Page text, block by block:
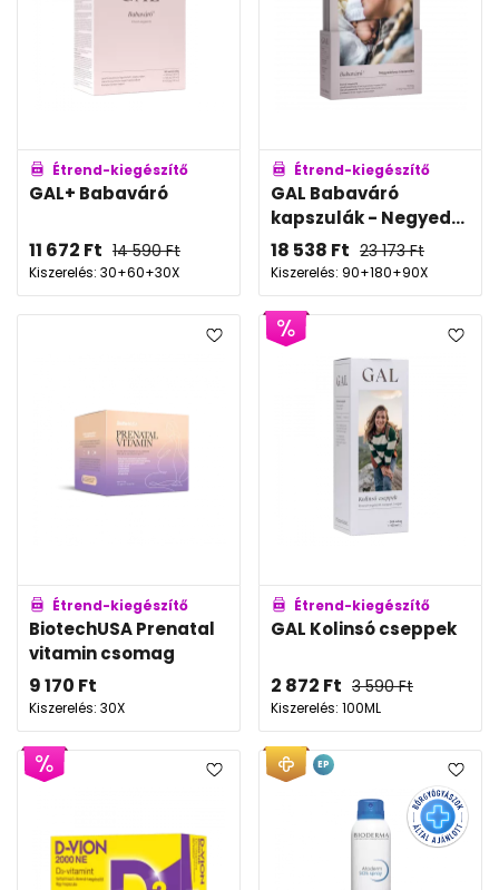
Étrend-kiegészítő
GAL+ Babaváró
11 672 Ft 14 590Ft
Kiszerelés: 30+60+30X
Étrend-kiegészítő
GAL Babaváró
kapszulák - Negyed...
18 538 Ft 23 173Ft
Kiszerelés: 90+180+90X
Étrend-kiegészítő
BiotechUSA Prenatal
vitamin csomag
9 170 Ft
Kiszerelés: 30X
Étrend-kiegészítő
GAL Kolinsó cseppek
2 872 Ft 3 590Ft
Kiszerelés: 100ML
EP